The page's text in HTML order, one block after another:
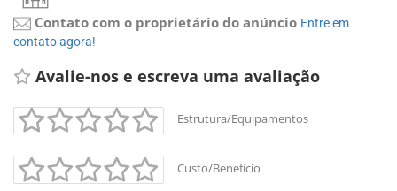
Contato com o proprietário do anúncio Entre em
contato agora!
Avalie-nos e escreva uma avaliação
Estrutura/Equipamentos
Custo/Benefício